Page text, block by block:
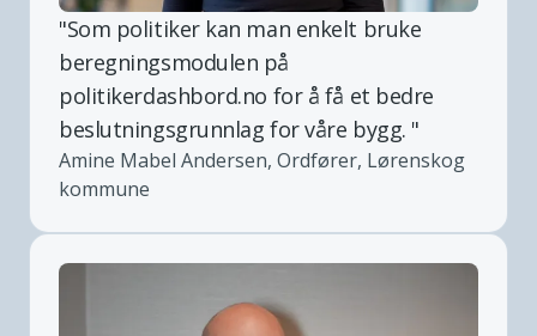
"Som politiker kan man enkelt bruke
beregningsmodulen på
politikerdashbord.no for å få et bedre
beslutningsgrunnlag for våre bygg. "
Amine Mabel Andersen, Ordfører, Lørenskog
kommune